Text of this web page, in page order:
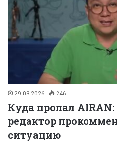
29.03.2026 246
Куда пропал
редактор
ситуацию